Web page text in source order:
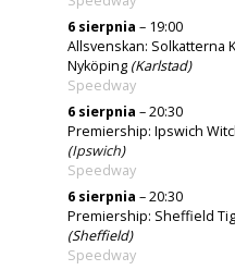
6 sierpnia – 19:00
Allsvenskan: Solkatterna
Nyköping (Karlstad)
Speedway
6 sierpnia – 20:30
Premiership: Ipswich
(Ipswich)
Speedway
6 sierpnia – 20:30
Premiership: Sheffield
(Sheffield)
Speedway